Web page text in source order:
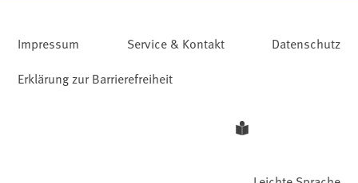
Impressum Service & Kontakt
Datenschutz
Erklärung zur Barrierefreiheit